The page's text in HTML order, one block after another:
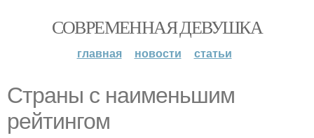
СОВРЕМЕННАЯ ДЕВУШКА
главная новости статьи
Страны с наименьшим
рейтингом